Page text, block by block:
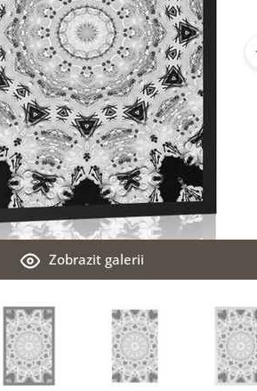
Zobrazit galerii